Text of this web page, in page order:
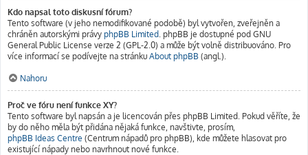
Kdo napsal toto diskusní fórum?
Tento software (v jeho nemodifikované podobě) byl vytvořen, zveřejněn a
chráněn autorskými právy phpBB Limited. phpBB je dostupné pod GNU
General Public License verze 2 (GPL-2.0) a může být volně distribuováno. Pro
více informací se podívejte na stránku About phpBB (angl.).
Nahoru
Proč ve fóru není funkce XY?
Tento software byl napsán a je licencován přes phpBB Limited. Pokud věříte, že
by do něho měla být přidána nějaká funkce, navštivte, prosím,
phpBB Ideas Centre (Centrum nápadů pro phpBB), kde můžete hlasovat pro
existující nápady nebo navrhnout nové funkce.